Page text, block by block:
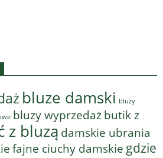
bluze damski bluzy
bluzy wyprzedaż butik z
z bluzą damskie ubrania
fajne ciuchy damskie gdzie